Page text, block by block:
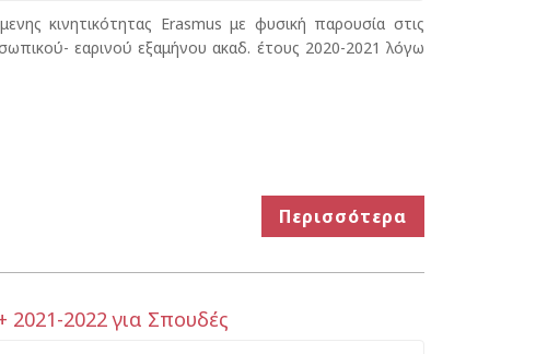
κινητικότητας Εrasmus με φυσική παρουσία στις
εαρινού εξαμήνου ακαδ. έτους 2020-2021 λόγω
Περισσότερα
2022 για Σπουδές